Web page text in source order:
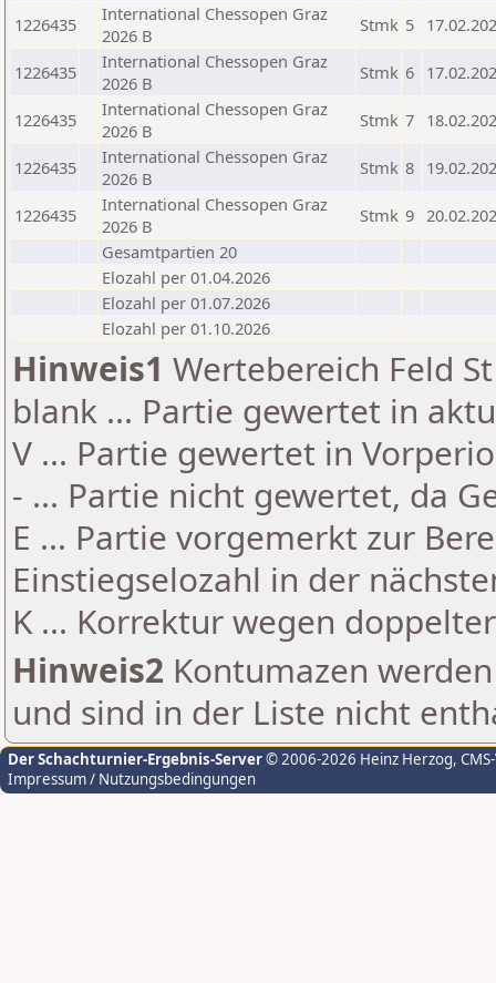
1226435
International Chessopen Graz
2026 B
Stmk 5
1226435
International Chessopen Graz
2026 B
Stmk 6
1226435
International Chessopen Graz
2026 B
Stmk 7
1226435
International Chessopen Graz
2026 B
Stmk 8
1226435
International Chessopen Graz
2026 B
Stmk 9
Gesamtpartien 20
Elozahl per 01.04.2026
Elozahl per 01.07.2026
Elozahl per 01.10.2026
Hinweis1 Wertebereich Feld
blank ... Partie gewertet in
V ... Partie gewertet in
- ... Partie nicht gewertet, da
E ... Partie vorgemerkt zur
Einstiegselozahl in der
K ... Korrektur wegen
Hinweis2 Kontumazen
und sind in der Liste nicht
Der Schachturnier-Ergebnis-Server© 2006-2026 Heinz Herzog,
Impressum / Nutzungsbedingungen